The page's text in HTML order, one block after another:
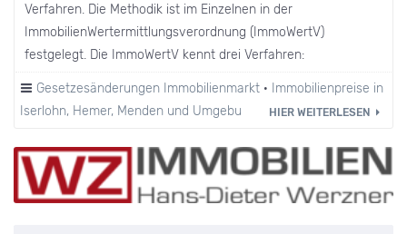
Verfahren. Die Methodik ist im Einzelnen in der
ImmobilienWertermittlungsverordnung (ImmoWertV)
festgelegt. Die ImmoWertV kennt drei Verfahren:
Gesetzesänderungen Immobilienmarkt · Immobilienpreise in
Iserlohn, Hemer, Menden und Umgebung
HIER WEITERLESEN